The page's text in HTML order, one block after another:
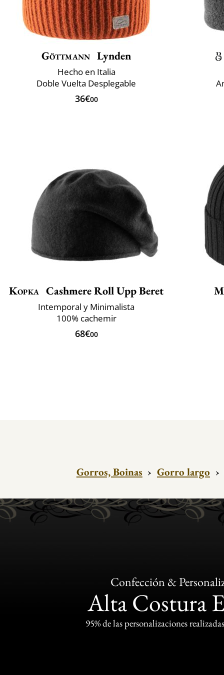
Göttmann Lynden
Hecho en Italia
Doble Vuelta Desplegable
36€00
Kopka Cashmere Roll Upp Beret
Intemporal y Minimalista
100% cachemir
68€00
Gorros, Boinas › Gorro largo ›
Confección &
Alta Costura
95% de las personalizaciones